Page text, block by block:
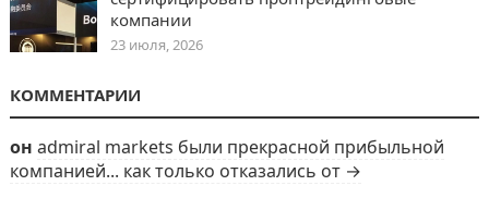
компании
23 июля, 2026
КОММЕНТАРИИ
он admiral markets были прекрасной прибыльной
компанией... как только отказались от →